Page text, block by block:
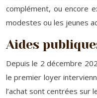
complément, ou encore
modestes ou les jeunes
Aides
Depuis le 2 décembre
le premier loyer
l’achat sont centrées sur